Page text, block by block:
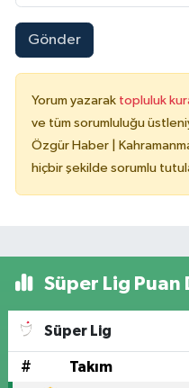
Gönder
Yorum yazarak topluluk
ve tüm sorumluluğu
Özgür Haber |
hiçbir şekilde sorumlu
Süper Lig Puan
Süper Lig
# Takım